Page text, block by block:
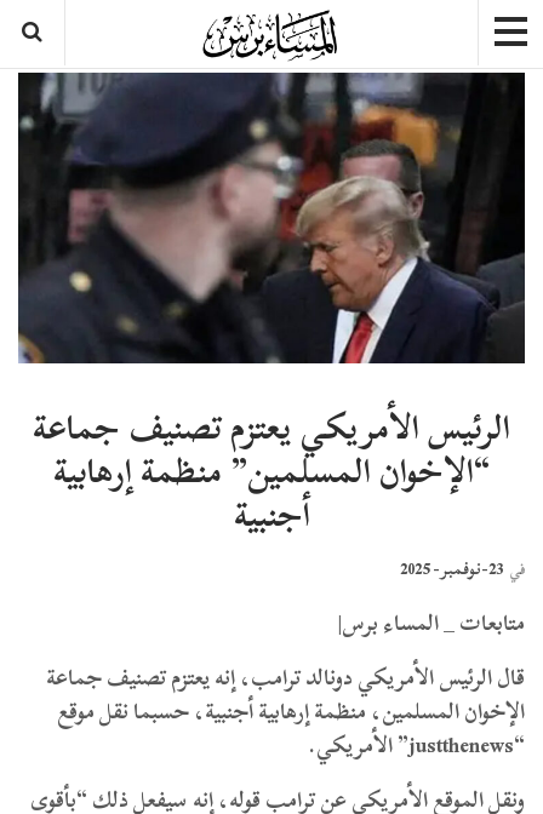
الرئيس الأمريكي يعتزم تصنيف جماعة
“الإخوان المسلمين” منظمة إرهابية
أجنبية
في 23-نوفمبر- 2025
متابعات _ المساء برس|
قال الرئيس الأمريكي دونالد ترامب، إنه يعتزم تصنيف جماعة
الإخوان المسلمين، منظمة إرهابية أجنبية، حسبما نقل موقع
“justthenews” الأمريكي.
ونقل الموقع الأمريكي عن ترامب قوله، إنه سيفعل ذلك “بأقوى